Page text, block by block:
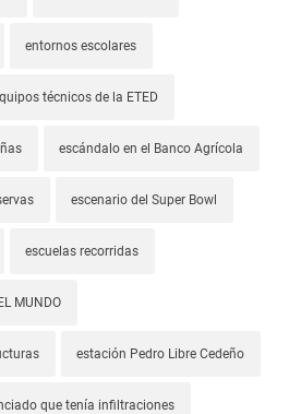
entornos escolares
técnicos de la ETED
escándalo en el Banco Agrícola
escenario del Super Bowl
escuelas recorridas
MUNDO
estación Pedro Libre Cedeño
que tenía infiltraciones